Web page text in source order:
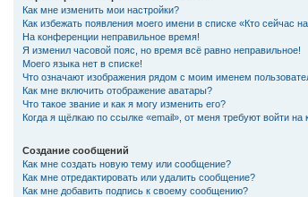
Как мне изменить мои настройки?
Как избежать появления моего имени в списке «Кто сейчас
На конференции неправильное время!
Я изменил часовой пояс, но время всё равно неправильное!
Моего языка нет в списке!
Что означают изображения рядом с моим именем
Как мне включить отображение аватары?
Что такое звание и как я могу изменить его?
Когда я щёлкаю по ссылке «email», от меня требуют войти на
Создание сообщений
Как мне создать новую тему или сообщение?
Как мне отредактировать или удалить сообщение?
Как мне добавить подпись к своему сообщению?